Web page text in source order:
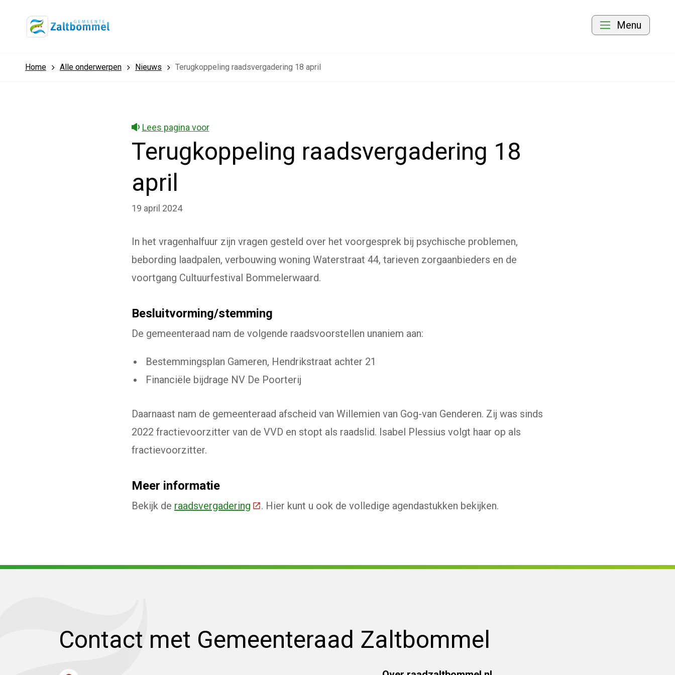
Menu
Home Alle onderwerpen Nieuws Terugkoppeling raadsvergadering 18 april
Lees pagina voor
Terugkoppeling raadsvergadering 18
april
19 april 2024
In het vragenhalfuur zijn vragen gesteld over het voorgesprek bij psychische problemen,
bebording laadpalen, verbouwing woning Waterstraat 44, tarieven zorgaanbieders en de
voortgang Cultuurfestival Bommelerwaard.
Besluitvorming/stemming
De gemeenteraad nam de volgende raadsvoorstellen unaniem aan:
Bestemmingsplan Gameren, Hendrikstraat achter 21
Financiële bijdrage NV De Poorterij
Daarnaast nam de gemeenteraad afscheid van Willemien van Gog-van Genderen. Zij was sinds
2022 fractievoorzitter van de VVD en stopt als raadslid. Isabel Plessius volgt haar op als
fractievoorzitter.
Meer informatie
Bekijk de raadsvergadering (Deze link gaat naar een externe website)
. Hier kunt u ook de volledige agendastukken bekijken.
Contact met Gemeenteraad Zaltbommel